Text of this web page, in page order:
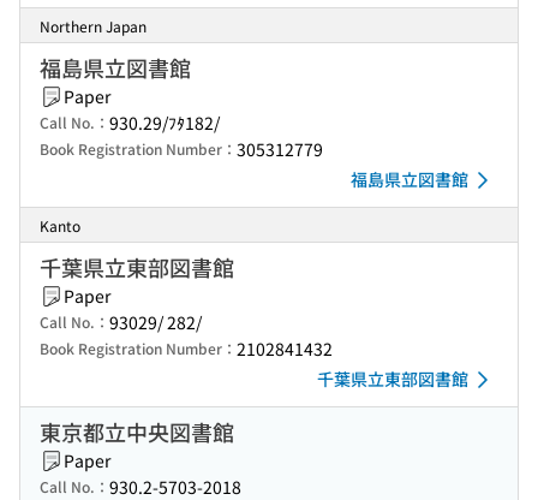
Northern Japan
福島県立図書館
Paper
Call No.： 930.29/ﾌﾀ182/
Book Registration Number： 305312779
福島県立図書館
Kanto
千葉県立東部図書館
Paper
Call No.： 93029/ 282/
Book Registration Number： 2102841432
千葉県立東部図書館
東京都立中央図書館
Paper
Call No.： 930.2-5703-2018